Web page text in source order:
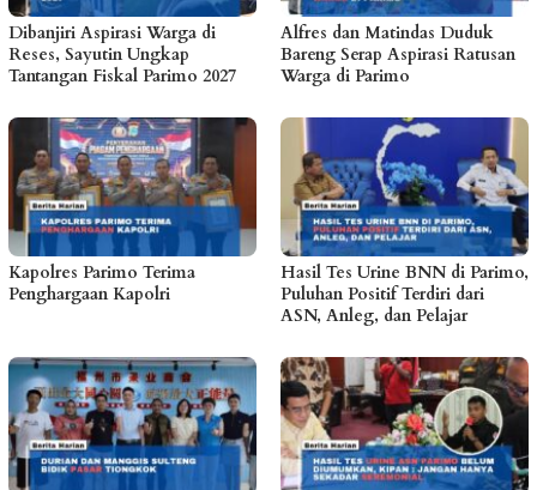
Dibanjiri Aspirasi Warga di
Reses, Sayutin Ungkap
Tantangan Fiskal Parimo 2027
Alfres dan Matindas Duduk
Bareng Serap Aspirasi Ratusan
Warga di Parimo
Kapolres Parimo Terima
Penghargaan Kapolri
Hasil Tes Urine BNN di Parimo,
Puluhan Positif Terdiri dari
ASN, Anleg, dan Pelajar